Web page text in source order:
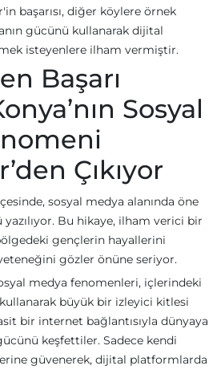
başarısı, diğer köylere örnek
gücünü kullanarak dijital
isteyenlere ilham vermiştir.
Başarı
Sosyal
Çıkıyor
sosyal medya alanında öne
yazılıyor. Bu hikaye, ilham verici bir
gençlerin hayallerini
gözler önüne seriyor.
medya fenomenleri, içlerindeki
kullanarak büyük bir izleyici kitlesi
bir internet bağlantısıyla dünyaya
keşfettiler. Sadece kendi
güvenerek, dijital platformlarda